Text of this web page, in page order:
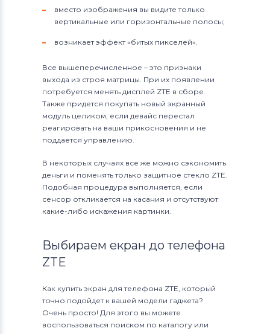
Модули и экраны для смартфонов
Acer
Модули и экраны для смартфонов
Модули и экраны для смартфонов
Asus
Модули и экраны для смартфонов
Fly
вместо изображения вы видите только
вертикальные или горизонтальные полосы;
возникает эффект «битых пикселей».
Все вышеперечисленное – это признаки
выхода из строя матрицы. При их появлении
потребуется менять дисплей ZTE в сборе.
Также придется покупать новый экранный
модуль целиком, если девайс перестал
реагировать на ваши прикосновения и не
поддается управлению.
В некоторых случаях все же можно сэкономить
деньги и поменять только защитное стекло ZTE.
Подобная процедура выполняется, если
сенсор откликается на касания и отсутствуют
какие-либо искажения картинки.
Выбираем екран до телефона
ZTE
Как купить экран для телефона ZTE, который
точно подойдет к вашей модели гаджета?
Очень просто! Для этого вы можете
воспользоваться поиском по каталогу или